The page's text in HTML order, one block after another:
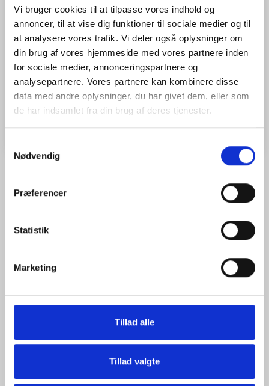
Vi bruger cookies til at tilpasse vores indhold og
annoncer, til at vise dig funktioner til sociale medier og til
at analysere vores trafik. Vi deler også oplysninger om
din brug af vores hjemmeside med vores partnere inden
for sociale medier, annonceringspartnere og
analysepartnere. Vores partnere kan kombinere disse
data med andre oplysninger, du har givet dem, eller som
de har indsamlet fra din brug af deres tjenester.
Nødvendig
Præferencer
Statistik
Marketing
Tillad alle
Tillad valgte
Passer til DJI Mini 3 Pro og Mini 4 Pro
Dette batteri har en kapacitet på 2590 mAh og giver dig en
flyvetid på 34 minutter.
489457
Læg i kurv
ANMELDELSER (0)
Der er endnu ikke nogen anmeldelser her. Vi vil være glade for
hvis du vil anmelde som den første.
Tilføj anmeldelse: